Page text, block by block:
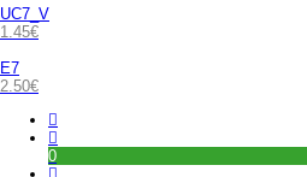
UC7_V
1.45€
E7
2.50€
0